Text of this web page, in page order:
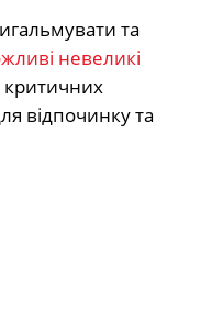
та
невеликі
критичних
відпочинку та